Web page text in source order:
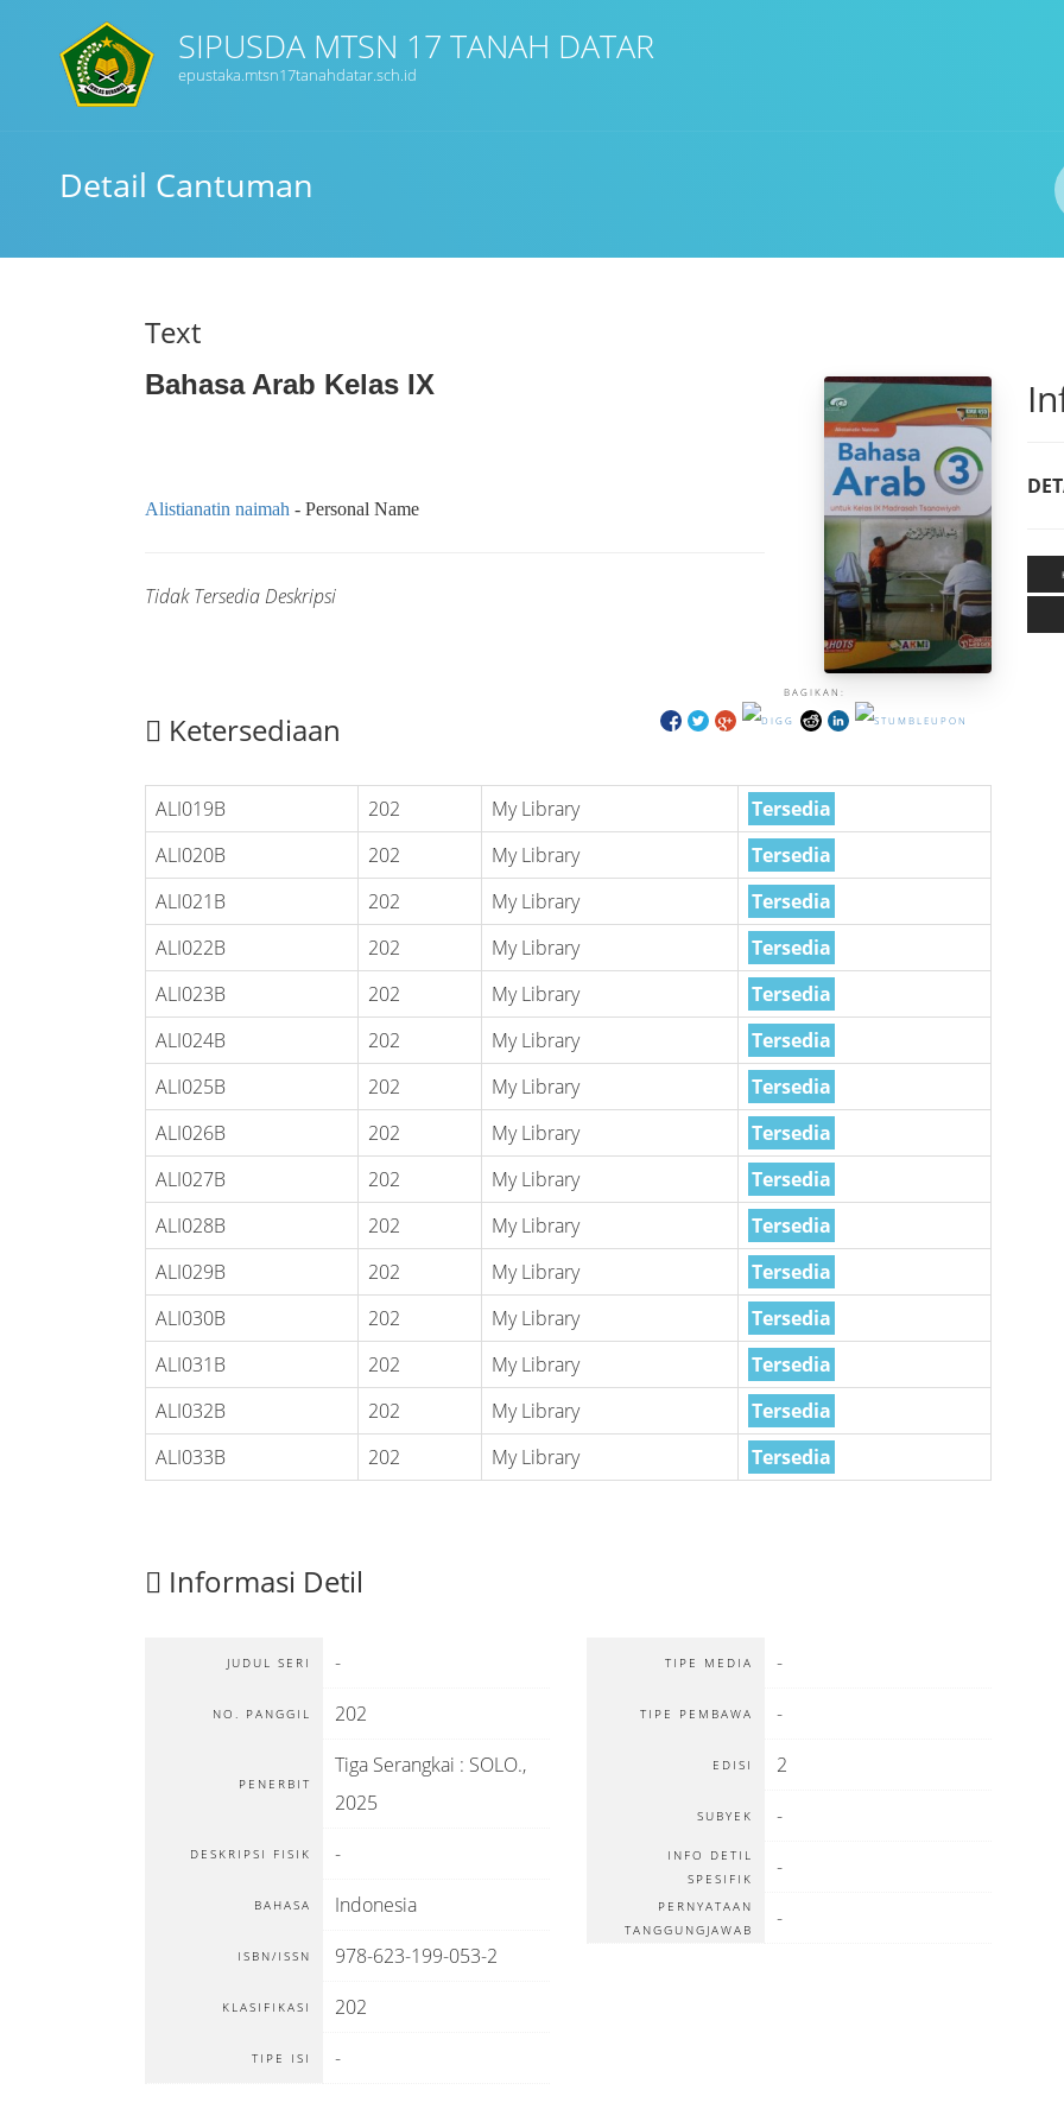
SIPUSDA MTSN 17 TANAH DATAR
epustaka.mtsn17tanahdatar.sch.id
Detail Cantuman
Text
Bahasa Arab Kelas IX
BAGIKAN:
Alistianatin naimah - Personal Name
Tidak Tersedia Deskripsi
Ketersediaan
ALI019B 202 My Library
Tersedia
ALI020B
202 My Library
Tersedia
ALI021B
202 My Library
Tersedia
ALI022B
202 My Library
Tersedia
ALI023B
202 My Library
Tersedia
ALI024B
202 My Library
Tersedia
ALI025B
202 My Library
Tersedia
ALI026B
202 My Library
Tersedia
ALI027B
202 My Library
Tersedia
ALI028B
202 My Library
Tersedia
ALI029B
202 My Library
Tersedia
ALI030B
202 My Library
Tersedia
ALI031B
202 My Library
Tersedia
ALI032B
202 My Library
Tersedia
ALI033B
202 My Library Tersedia
Informasi Detil
JUDUL SERI -
NO. PANGGIL 202
PENERBIT
Tiga Serangkai : SOLO.,
2025
DESKRIPSI FISIK -
BAHASA Indonesia
ISBN/ISSN 978-623-199-053-2
KLASIFIKASI 202
TIPE ISI -
TIPE MEDIA -
TIPE PEMBAWA -
EDISI 2
SUBYEK -
INFO DETIL
SPESIFIK
-
PERNYATAAN
TANGGUNGJAWAB
-